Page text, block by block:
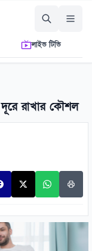
লাইভ টিভি
রাখার কৌশল